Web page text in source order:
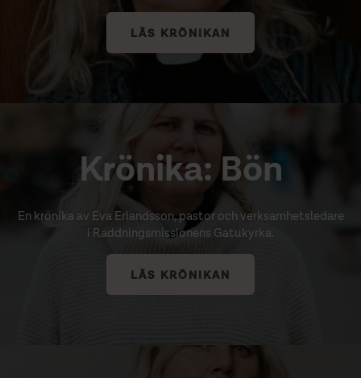
LÄS KRÖNIKAN
Krönika: Bön
En krönika av Eva Erlandsson, pastor och verksamhetsledare
i Räddningsmissionens Gatukyrka.
LÄS KRÖNIKAN